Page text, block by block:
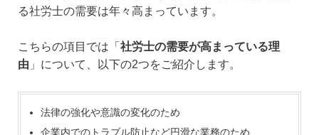
る社労士の需要は年々高まっています。
こちらの項目では「 社労士の需要が高まっている理
由 」について、以下の2つをご紹介します。
法律の強化や意識の変化のため
企業内でのトラブル防止など円滑な業務のため